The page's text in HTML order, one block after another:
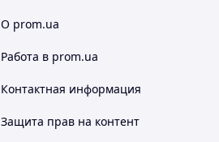
О prom.ua
Работа в prom.ua
Контактная информация
Защита прав на контент